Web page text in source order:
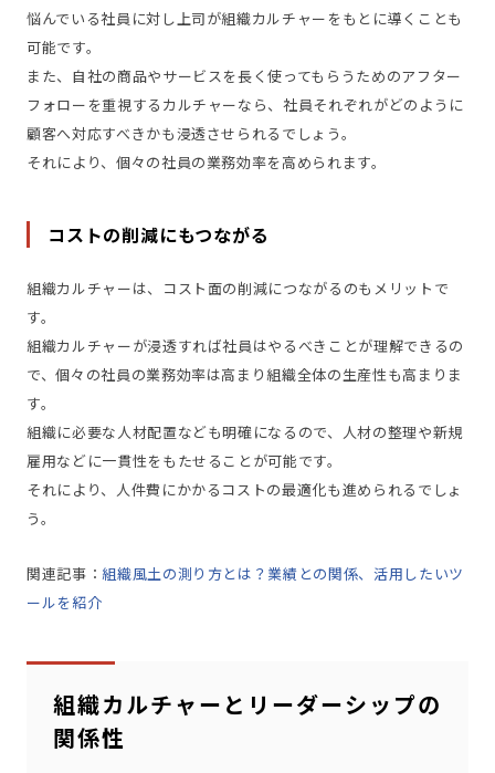
悩んでいる社員に対し上司が組織カルチャーをもとに導くことも
可能です。
また、自社の商品やサービスを長く使ってもらうためのアフター
フォローを重視するカルチャーなら、社員それぞれがどのように
顧客へ対応すべきかも浸透させられるでしょう。
それにより、個々の社員の業務効率を高められます。
コストの削減にもつながる
組織カルチャーは、コスト面の削減につながるのもメリットで
す。
組織カルチャーが浸透すれば社員はやるべきことが理解できるの
で、個々の社員の業務効率は高まり組織全体の生産性も高まりま
す。
組織に必要な人材配置なども明確になるので、人材の整理や新規
雇用などに一貫性をもたせることが可能です。
それにより、人件費にかかるコストの最適化も進められるでしょ
う。
関連記事：組織風土の測り方とは？業績との関係、活用したいツ
ールを紹介
組織カルチャーとリーダーシップの
関係性